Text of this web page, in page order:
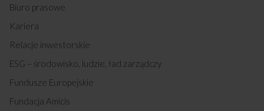
Biuro prasowe
Kariera
Relacje inwestorskie
ESG – środowisko, ludzie, ład zarządczy
Fundusze Europejskie
Fundacja Amicis